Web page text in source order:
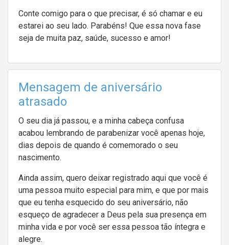
Conte comigo para o que precisar, é só chamar e eu
estarei ao seu lado. Parabéns! Que essa nova fase
seja de muita paz, saúde, sucesso e amor!
Mensagem de aniversário
atrasado
O seu dia já passou, e a minha cabeça confusa
acabou lembrando de parabenizar você apenas hoje,
dias depois de quando é comemorado o seu
nascimento.
Ainda assim, quero deixar registrado aqui que você é
uma pessoa muito especial para mim, e que por mais
que eu tenha esquecido do seu aniversário, não
esqueço de agradecer a Deus pela sua presença em
minha vida e por você ser essa pessoa tão íntegra e
alegre.